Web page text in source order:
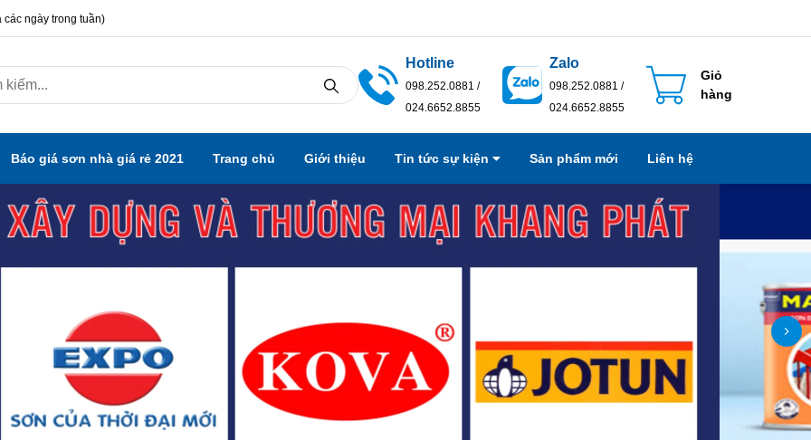
các ngày trong tuần)
Hotline
098.252.0881 /
024.6652.8855
Zalo
098.252.0881 /
024.6652.8855
Giỏ
hàng
Báo giá sơn nhà giá rẻ 2021 Trang chủ Giới thiệu Tin tức sự kiện Sản phẩm mới Liên hệ